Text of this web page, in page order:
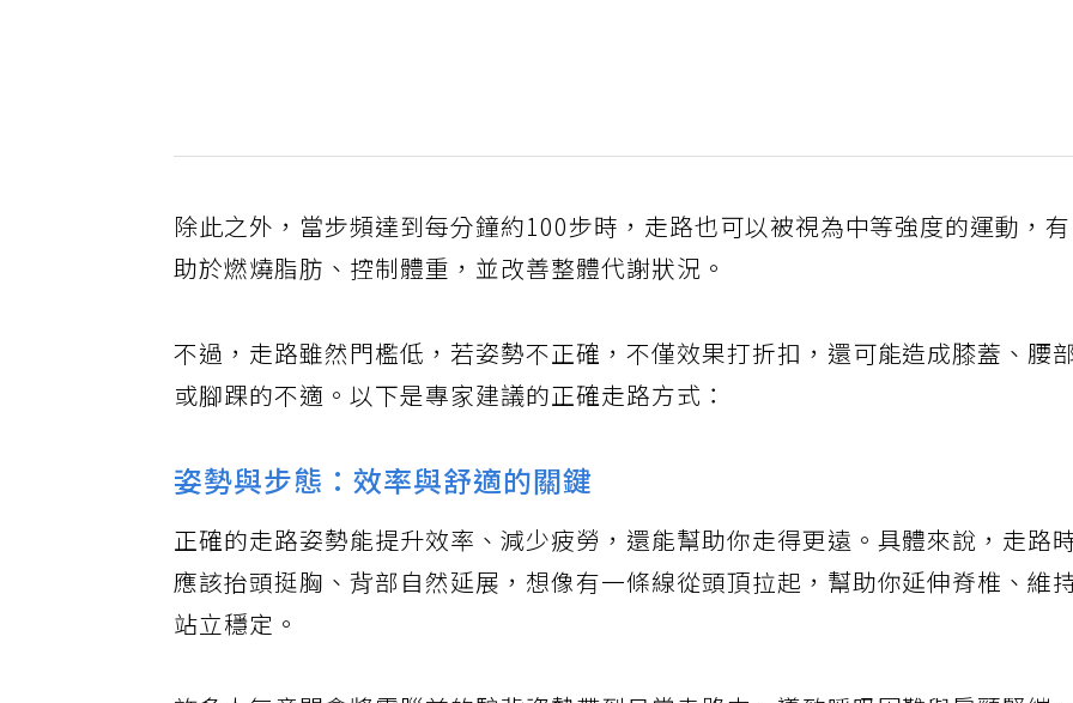
除此之外，當步頻達到每分鐘約100步時，走路也可以被視為中等強度的運動，有
助於燃燒脂肪、控制體重，並改善整體代謝狀況。
不過，走路雖然門檻低，若姿勢不正確，不僅效果打折扣，還可能造成膝蓋、腰部
或腳踝的不適。以下是專家建議的正確走路方式：
姿勢與步態：效率與舒適的關鍵
正確的走路姿勢能提升效率、減少疲勞，還能幫助你走得更遠。具體來說，走路
應該抬頭挺胸、背部自然延展，想像有一條線從頭頂拉起，幫助你延伸脊椎、維
站立穩定。